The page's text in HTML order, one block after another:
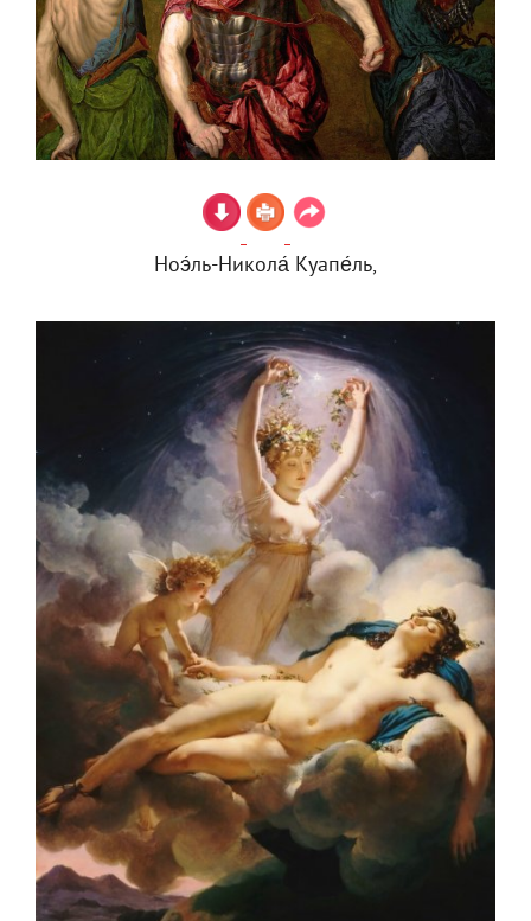
Ноэ́ль-Никола́ Куапе́ль,